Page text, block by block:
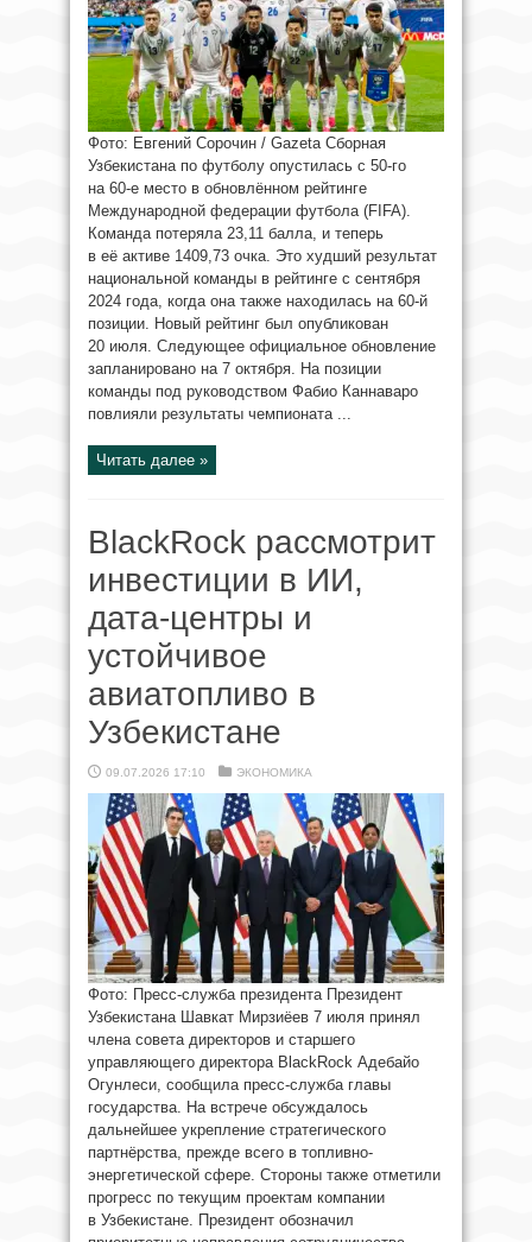
Фото: Евгений Сорочин / Gazeta Сборная
Узбекистана по футболу опустилась с 50-го
на 60-е место в обновлённом рейтинге
Международной федерации футбола (FIFA).
Команда потеряла 23,11 балла, и теперь
в её активе 1409,73 очка. Это худший результат
национальной команды в рейтинге с сентября
2024 года, когда она также находилась на 60-й
позиции. Новый рейтинг был опубликован
20 июля. Следующее официальное обновление
запланировано на 7 октября. На позиции
команды под руководством Фабио Каннаваро
повлияли результаты чемпионата ...
Читать далее »
BlackRock рассмотрит
инвестиции в ИИ,
дата-центры и
устойчивое
авиатопливо в
Узбекистане
09.07.2026 17:10 ЭКОНОМИКА
Фото: Пресс-служба президента Президент
Узбекистана Шавкат Мирзиёев 7 июля принял
члена совета директоров и старшего
управляющего директора BlackRock Адебайо
Огунлеси, сообщила пресс-служба главы
государства. На встрече обсуждалось
дальнейшее укрепление стратегического
партнёрства, прежде всего в топливно-
энергетической сфере. Стороны также отметили
прогресс по текущим проектам компании
в Узбекистане. Президент обозначил